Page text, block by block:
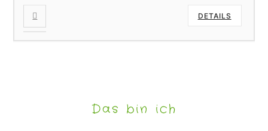
DETAILS
Das bin ich